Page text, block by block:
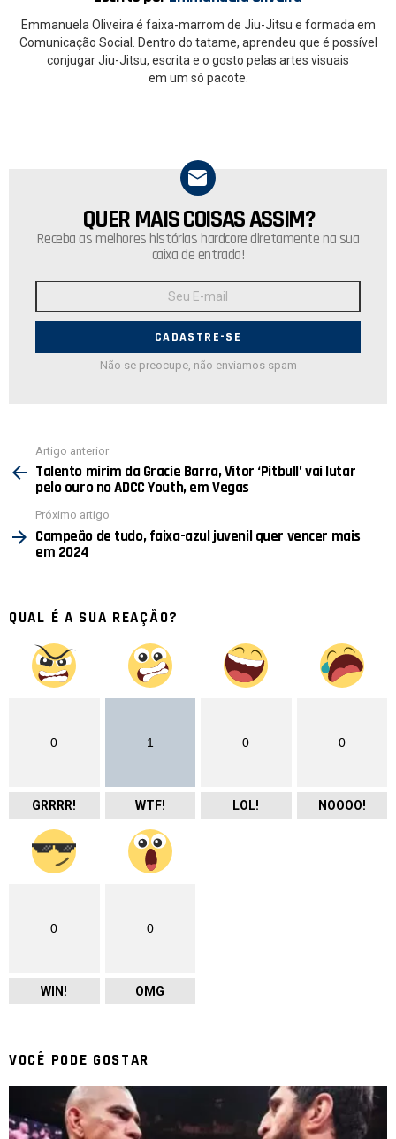
Emmanuela Oliveira é faixa-marrom de Jiu-Jitsu e formada em
Comunicação Social. Dentro do tatame, aprendeu que é possível
conjugar Jiu-Jitsu, escrita e o gosto pelas artes visuais
em um só pacote.
NEWSLETTER
QUER MAIS COISAS ASSIM?
Receba as melhores histórias hardcore diretamente na sua
caixa de entrada!
E-
Não se preocupe, não enviamos spam
mais
Artigo anterior
Talento mirim da Gracie Barra, Vitor ‘Pitbull’ vai lutar
pelo ouro no ADCC Youth, em Vegas
Próximo artigo
Campeão de tudo, faixa-azul juvenil quer vencer mais
em 2024
QUAL É A SUA REAÇÃO?
0
GRRRR!
1
WTF!
0
LOL!
0
NOOOO!
0
WIN!
0
OMG
VOCÊ PODE GOSTAR